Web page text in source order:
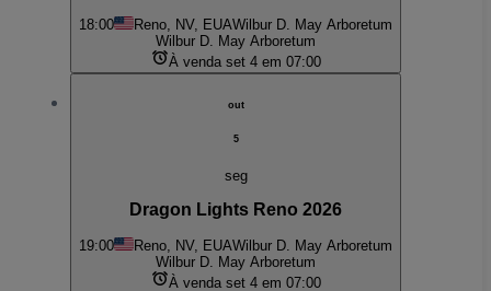
18:00 Reno, NV, EUAWilbur D. May Arboretum
Wilbur D. May Arboretum
À venda set 4 em 07:00
out
5
seg
Dragon Lights Reno 2026
19:00 Reno, NV, EUAWilbur D. May Arboretum
Wilbur D. May Arboretum
À venda set 4 em 07:00